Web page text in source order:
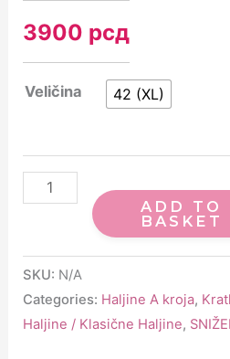
3900 рсд
Veličina 42 (XL)
ADD TO
BASKET
SKU: N/A
Categories: Haljine A kroja,
Haljine / Klasične Haljine,